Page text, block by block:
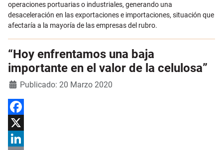
operaciones portuarias o industriales, generando una
desaceleración en las exportaciones e importaciones, situación que
afectaría a la mayoría de las empresas del rubro.
“Hoy enfrentamos una baja
importante en el valor de la celulosa”
DetallesPublicado: 20 Marzo 2020
Facebook
X